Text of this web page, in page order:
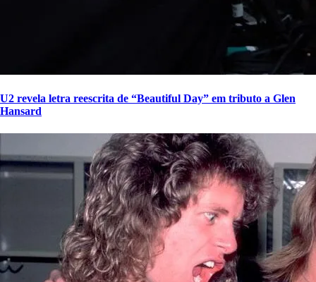
U2 revela letra reescrita de “Beautiful Day” em tributo a Glen
Hansard